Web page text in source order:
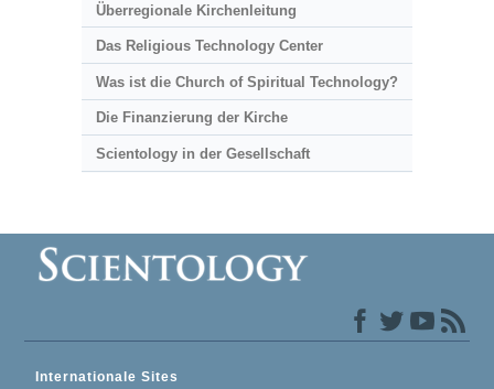
Überregionale Kirchenleitung
Das Religious Technology Center
Was ist die Church of Spiritual Technology?
Die Finanzierung der Kirche
Scientology in der Gesellschaft
Internationale Sites